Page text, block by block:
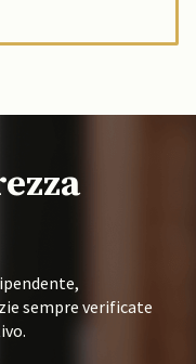
sempre verificate